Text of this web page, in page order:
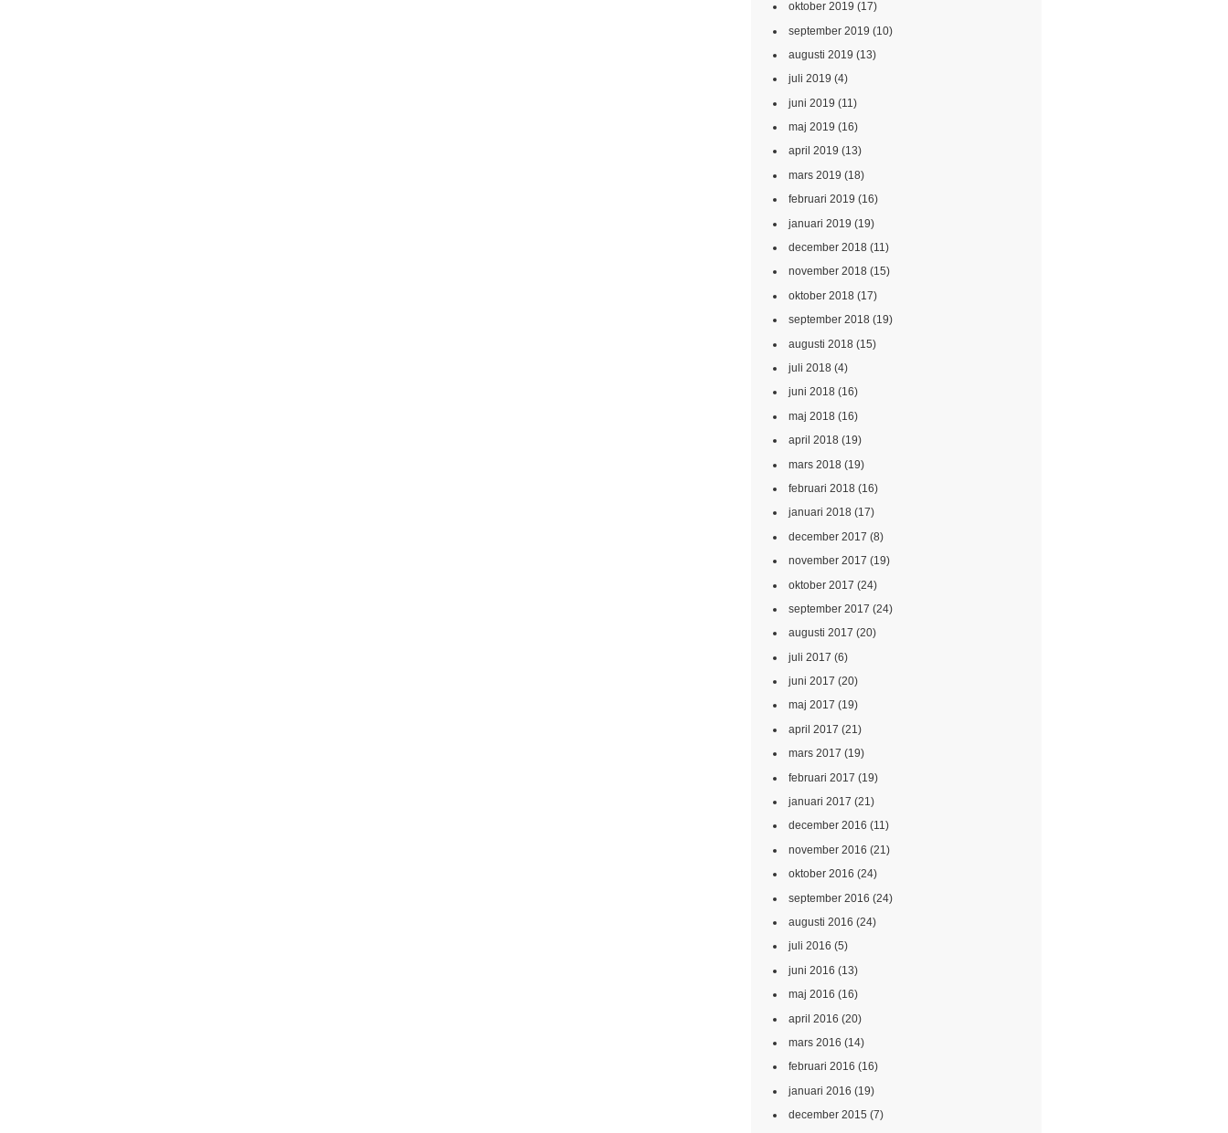
oktober 2019 (17)
september 2019 (10)
augusti 2019 (13)
juli 2019 (4)
juni 2019 (11)
maj 2019 (16)
april 2019 (13)
mars 2019 (18)
februari 2019 (16)
januari 2019 (19)
december 2018(11)
november 2018(15)
oktober 2018(17)
september 2018(19)
augusti 2018(15)
juli 2018(4)
juni 2018(16)
maj 2018(16)
april 2018(19)
mars 2018(19)
februari 2018(16)
januari 2018(17)
december 2017 (8)
november 2017 (19)
oktober 2017 (24)
september 2017 (24)
augusti 2017 (20)
juli 2017 (6)
juni 2017 (20)
maj 2017 (19)
april 2017 (21)
mars 2017 (19)
februari 2017 (19)
januari 2017 (21)
december 2016 (11)
november 2016 (21)
oktober 2016 (24)
september 2016 (24)
augusti 2016 (24)
juli 2016 (5)
juni 2016 (13)
maj 2016 (16)
april 2016 (20)
mars 2016 (14)
februari 2016 (16)
januari 2016 (19)
december 2015 (7)